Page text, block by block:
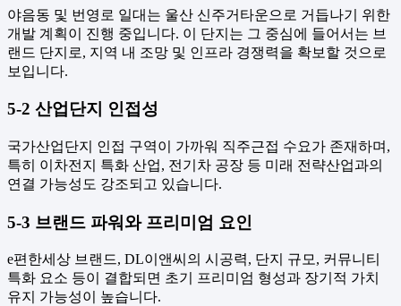
야음동 및 번영로 일대는 울산 신주거타운으로 거듭나기 위한
개발 계획이 진행 중입니다. 이 단지는 그 중심에 들어서는 브
랜드 단지로, 지역 내 조망 및 인프라 경쟁력을 확보할 것으로
보입니다.
5-2 산업단지 인접성
국가산업단지 인접 구역이 가까워 직주근접 수요가 존재하며,
특히 이차전지 특화 산업, 전기차 공장 등 미래 전략산업과의
연결 가능성도 강조되고 있습니다.
5-3 브랜드 파워와 프리미엄 요인
e편한세상 브랜드, DL이앤씨의 시공력, 단지 규모, 커뮤니티
특화 요소 등이 결합되면 초기 프리미엄 형성과 장기적 가치
유지 가능성이 높습니다.